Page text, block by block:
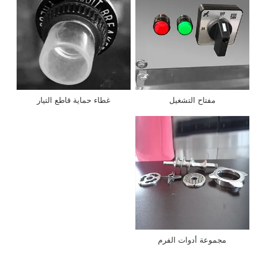
مفتاح التشغيل غطاء حماية قاطع التيار
مجموعة أدوات الفرم